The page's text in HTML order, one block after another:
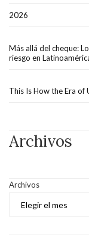
2026
Más allá del cheque:
riesgo en
This Is How the Era of
Archivos
Archivos